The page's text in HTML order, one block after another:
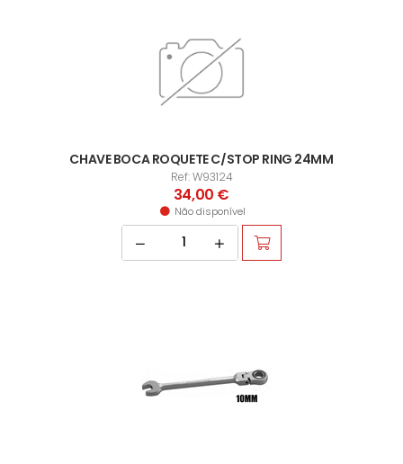
CHAVE BOCA ROQUETE C/STOP RING 24MM
Ref: W93124
34,00 €
Não disponível